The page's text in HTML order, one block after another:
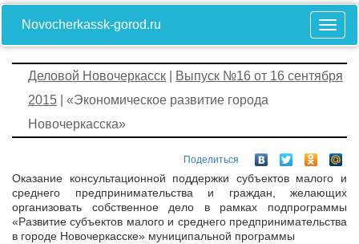
Novocherkassk-gorod.ru
Деловой Новочеркасск
Выпуск №16 от 16 сентября
2015 | «Экономическое развитие города
Новочеркасска»
Поделиться
Оказание консультационной поддержки субъектов малого и
среднего предпринимательства и граждан, желающих
организовать собственное дело в рамках подпрограммы
«Развитие субъектов малого и среднего предпринимательства
в городе Новочеркасске» муниципальной программы